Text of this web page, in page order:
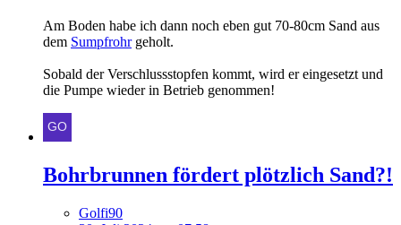
Am Boden habe ich dann noch eben gut 70-80cm Sand aus
dem Sumpfrohrgeholt.
Sobald der Verschlussstopfen kommt, wird er eingesetzt und
die Pumpe wieder in Betrieb genommen!
Bohrbrunnen fördert plötzlich Sand?!
Golfi90